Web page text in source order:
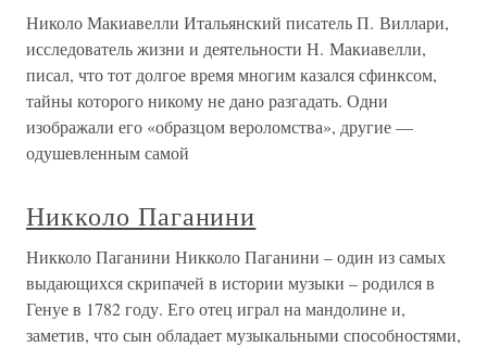
Николо Макиавелли Итальянский писатель П. Виллари,
исследователь жизни и деятельности Н. Макиавелли,
писал, что тот долгое время многим казался сфинксом,
тайны которого никому не дано разгадать. Одни
изображали его «образцом вероломства», другие —
одушевленным самой
Никколо Паганини
Никколо Паганини Никколо Паганини – один из самых
выдающихся скрипачей в истории музыки – родился в
Генуе в 1782 году. Его отец играл на мандолине и,
заметив, что сын обладает музыкальными способностями,